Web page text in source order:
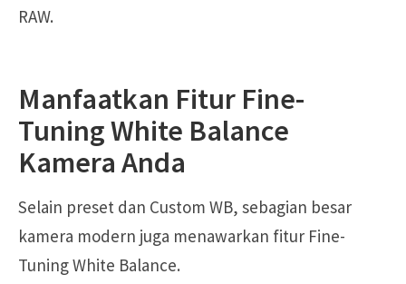
RAW.
Manfaatkan Fitur Fine-
Tuning White Balance
Kamera Anda
Selain preset dan Custom WB, sebagian besar
kamera modern juga menawarkan fitur Fine-
Tuning White Balance.